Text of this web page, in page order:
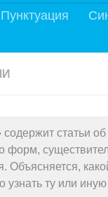
Пунктуация
содержит статьи
форм,
Объясняется,
ту или иную